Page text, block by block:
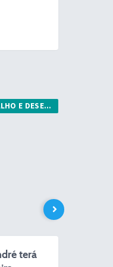
TRABALHO E DESENV. ECONÔMICO